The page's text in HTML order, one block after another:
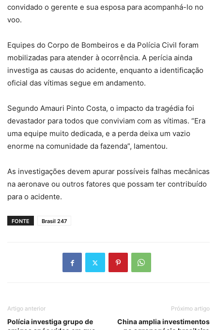
convidado o gerente e sua esposa para acompanhá-lo no
voo.
Equipes do Corpo de Bombeiros e da Polícia Civil foram
mobilizadas para atender à ocorrência. A perícia ainda
investiga as causas do acidente, enquanto a identificação
oficial das vítimas segue em andamento.
Segundo Amauri Pinto Costa, o impacto da tragédia foi
devastador para todos que conviviam com as vítimas. “Era
uma equipe muito dedicada, e a perda deixa um vazio
enorme na comunidade da fazenda”, lamentou.
As investigações devem apurar possíveis falhas mecânicas
na aeronave ou outros fatores que possam ter contribuído
para o acidente.
FONTE Brasil 247
Artigo anterior
Polícia investiga grupo de
Próximo artigo
China amplia investimentos